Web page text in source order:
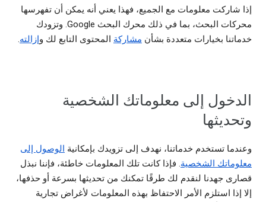
إذا شاركت معلومات مع الجميع، فهذا يعني أنه يمكن أن تفهرسها
محركات البحث، بما في ذلك محرك البحث Google. وتزودك
خدماتنا بخيارات متعددة بشأن مشاركة المحتوى التابع لك وإزالته.
الدخول إلى معلوماتك الشخصية
وتحديثها
وعندما تستخدم خدماتنا، نهدف إلى تزويدك بإمكانية الوصول إلى
معلوماتك الشخصية. فإذا كانت تلك المعلومات خاطئة، فإننا نبذل
قصارى جهدنا لنقدم لك طرقًا تمكنك من تحديثها بسرعة أو حذفها،
إلا إذا استلزم الأمر الاحتفاظ بهذه المعلومات لأغراض تجارية